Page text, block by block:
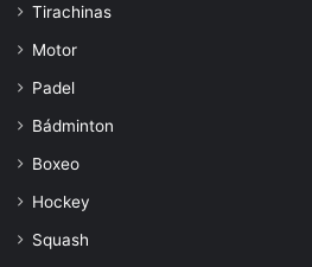
Tirachinas
Motor
Padel
Bádminton
Boxeo
Hockey
Squash